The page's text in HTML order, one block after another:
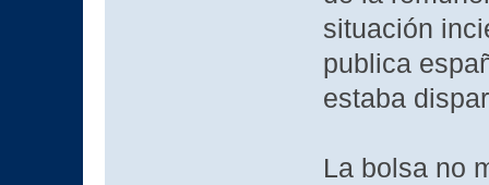
situación
publica
estaba
La bolsa no